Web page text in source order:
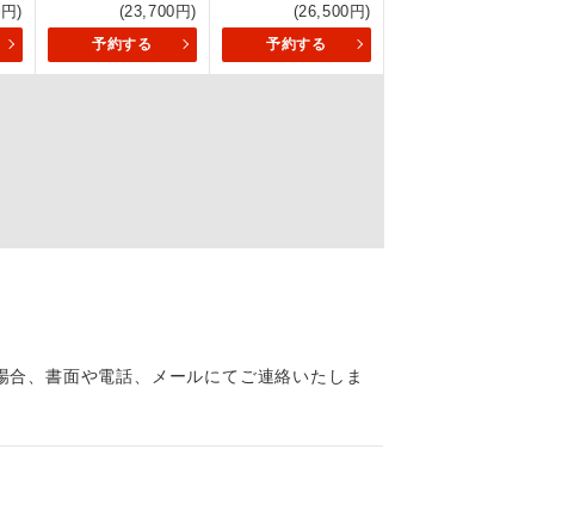
) (23,700円)
予約する
(26,500円)
予約する
、書面や電話、メールにてご連絡いたしま
心配はいりませ
スです。